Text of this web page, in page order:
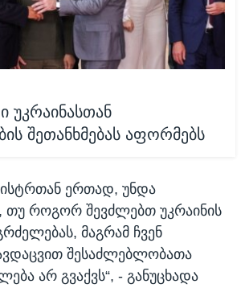
უკრაინასთან
შეთანხმებას აფორმებს
ერთად, უნდა
თუ როგორ შევძლებთ უკრაინის
მაგრამ ჩვენ
შესაძლებლობათა
არ გვაქვს“, - განუცხადა